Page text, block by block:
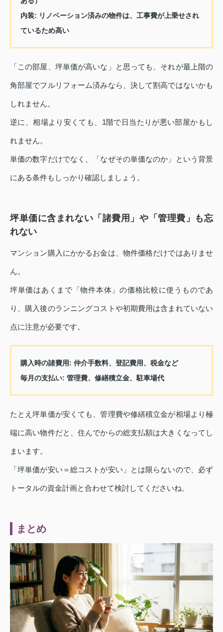
内装: リノベーション済みの物件は、工事費が上乗せされ
ているため高い
「この部屋、坪単価が高いな」と思っても、それが最上階の
角部屋でフルリフォーム済みなら、決して割高ではないかも
しれません。
逆に、相場より安くても、1階で日当たりが悪い部屋かもし
れません。
単価の数字だけでなく、「なぜその単価なのか」という背景
にある条件もしっかり確認しましょう。
坪単価に含まれない「諸費用」や「管理費」も忘
れない
マンション購入にかかるお金は、物件価格だけではありませ
ん。
坪単価はあくまで「物件本体」の価格比較に使うものであ
り、購入後のランニングコストや初期費用は含まれていない
点に注意が必要です。
購入時の諸費用: 仲介手数料、登記費用、税金など
毎月の支払い: 管理費、修繕積立金、駐車場代
たとえ坪単価が安くても、管理費や修繕積立金が相場より極
端に高い物件だと、住んでからの総支払額は大きくなってし
まいます。
「坪単価が安い＝総コストが安い」とは限らないので、必ず
トータルの資金計画と合わせて検討してくださいね。
まとめ